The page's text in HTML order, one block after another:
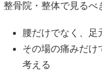
整骨院・整体で見るべ
腰だけでなく、足
その場の痛みだけ
考える